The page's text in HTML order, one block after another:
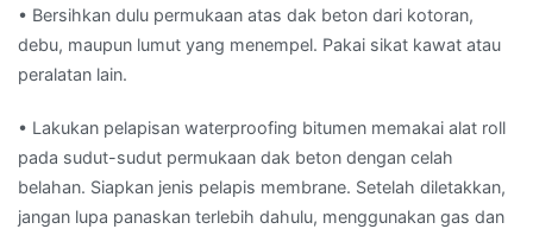
• Bersihkan dulu permukaan atas dak beton dari kotoran,
debu, maupun lumut yang menempel. Pakai sikat kawat atau
peralatan lain.
• Lakukan pelapisan waterproofing bitumen memakai alat roll
pada sudut-sudut permukaan dak beton dengan celah
belahan. Siapkan jenis pelapis membrane. Setelah diletakkan,
jangan lupa panaskan terlebih dahulu, menggunakan gas dan